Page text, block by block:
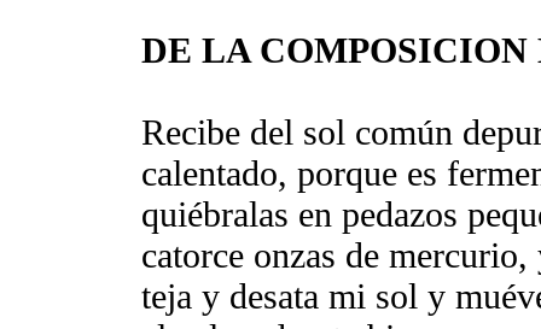
DE LA
Recibe del sol común
calentado, porque es
quiébralas en pedazos
catorce onzas de
teja y desata mi sol y